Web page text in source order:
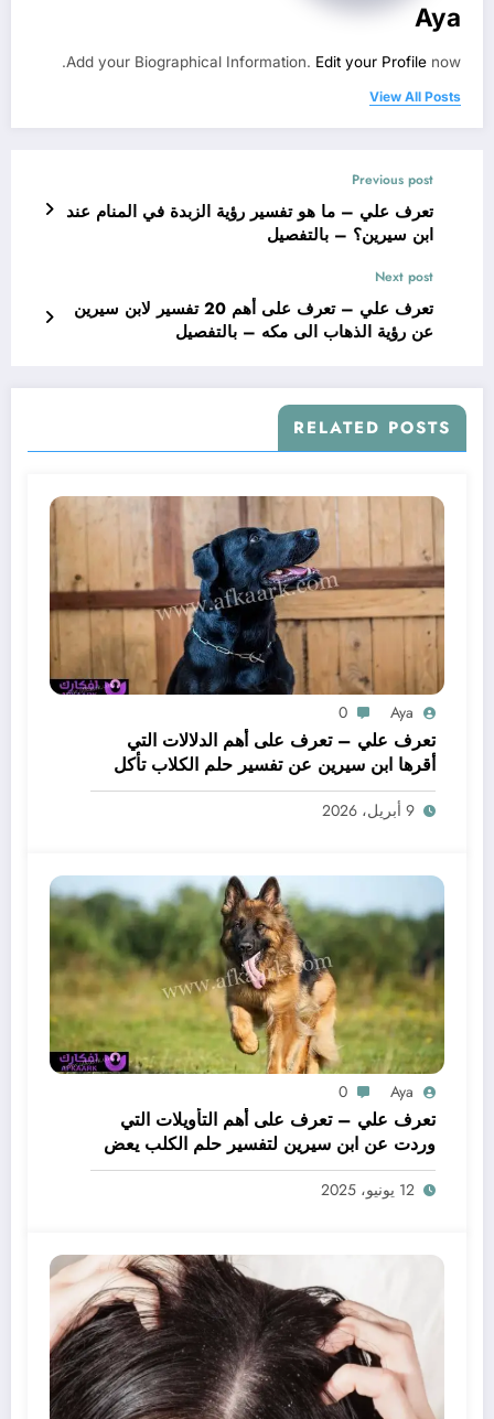
Aya
Add your Biographical Information. Edit your Profile now.
View All Posts
Previous post
تعرف علي – ما هو تفسير رؤية الزبدة في المنام عند
ابن سيرين؟ – بالتفصيل
Next post
تعرف علي – تعرف على أهم 20 تفسير لابن سيرين
عن رؤية الذهاب الى مكه – بالتفصيل
RELATED POSTS
Aya
0
تعرف علي – تعرف على أهم الدلالات التي
أقرها ابن سيرين عن تفسير حلم الكلاب تأكل
لحم – بالتفصيل
9 أبريل، 2026
Aya
0
تعرف علي – تعرف على أهم التأويلات التي
وردت عن ابن سيرين لتفسير حلم الكلب يعض
يدي – بالتفصيل
12 يونيو، 2025